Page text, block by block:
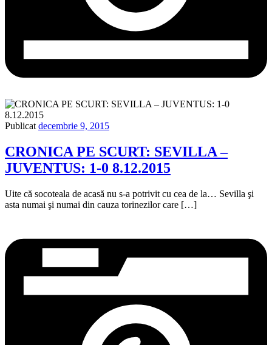
Publicat decembrie 9, 2015
CRONICA PE SCURT: SEVILLA –
JUVENTUS: 1-0 8.12.2015
Uite că socoteala de acasă nu s-a potrivit cu cea de la… Sevilla şi
asta numai şi numai din cauza torinezilor care […]